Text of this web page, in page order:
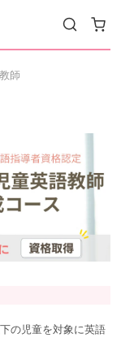
師
の児童を対象に英語